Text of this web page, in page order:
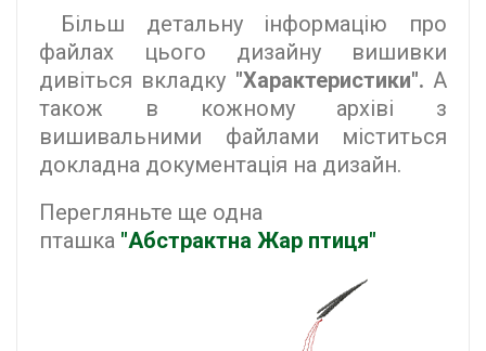
Більш детальну інформацію про
файлах цього дизайну вишивки
дивіться вкладку "Характеристики". А
також в кожному архіві з
вишивальними файлами міститься
докладна документація на дизайн.
Перегляньте ще одна
пташка "Абстрактна Жар птиця"